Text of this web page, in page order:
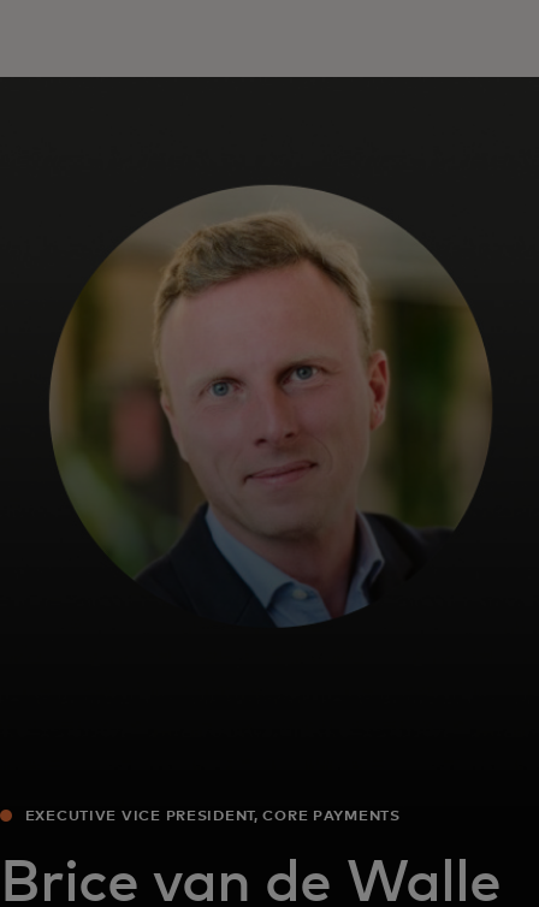
Voor de wereld
Voor innovators
Nieuws en trends
EXECUTIVE VICE PRESIDENT, CORE PAYMENTS
Brice van de Walle